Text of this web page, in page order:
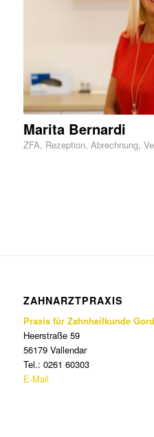
Marita Bernardi
ZFA, Rezeption, Abrechnung,
ZAHNARZTPRAXIS
Praxis für Zahnheilkunde
Heerstraße 59
56179 Vallendar
Tel.: 0261 60303
E-Mail